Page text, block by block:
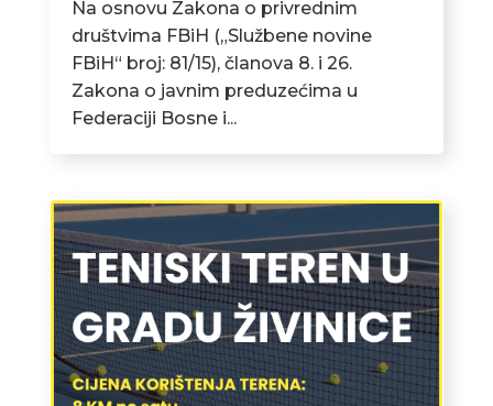
Na osnovu Zakona o privrednim
društvima FBiH („Službene novine
FBiH“ broj: 81/15), članova 8. i 26.
Zakona o javnim preduzećima u
Federaciji Bosne i...